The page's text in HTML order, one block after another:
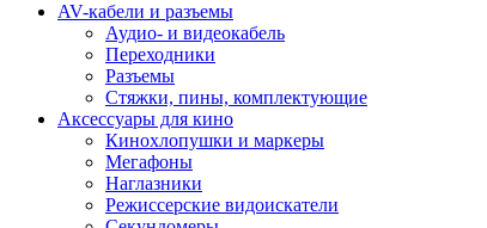
AV-кабели и разъемы
Аудио- и видеокабель
Переходники
Разъемы
Стяжки, пины, комплектующие
Аксессуары для кино
Кинохлопушки и маркеры
Мегафоны
Наглазники
Режиссерские видоискатели